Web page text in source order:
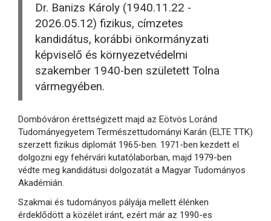
Dr. Banizs Károly (1940.11.22 -
2026.05.12) fizikus, címzetes
kandidátus, korábbi önkormányzati
képviselő és környezetvédelmi
szakember 1940-ben született Tolna
vármegyében.
Dombóváron érettségizett majd az Eötvös Loránd
Tudományegyetem Természettudományi Karán (ELTE TTK)
szerzett fizikus diplomát 1965-ben. 1971-ben kezdett el
dolgozni egy fehérvári kutatólaborban, majd 1979-ben
védte meg kandidátusi dolgozatát a Magyar Tudományos
Akadémián.
Szakmai és tudományos pályája mellett élénken
érdeklődött a közélet iránt, ezért már az 1990-es